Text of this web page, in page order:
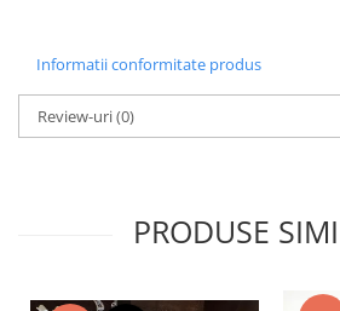
Informatii conformitate produs
Review-uri(0)
PRODUSE